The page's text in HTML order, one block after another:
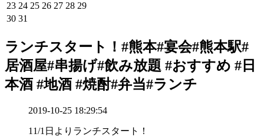
23 24 25 26 27 28 29
30 31
ランチスタート！#熊本#宴会#熊本駅#
居酒屋#串揚げ#飲み放題 #おすすめ #日
本酒 #地酒 #焼酎#弁当#ランチ
2019-10-25 18:29:54
11/1日よりランチスタート！